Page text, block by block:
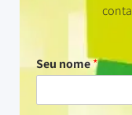
Seu nome*